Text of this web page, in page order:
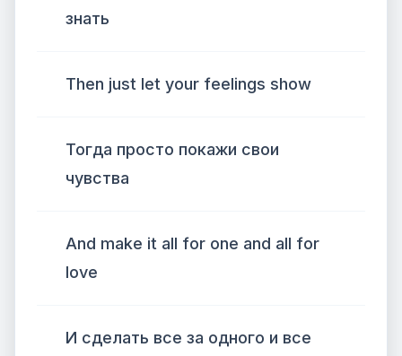
знать
Then just let your feelings show
Тогда просто покажи свои
чувства
And make it all for one and all for
love
И сделать все за одного и все